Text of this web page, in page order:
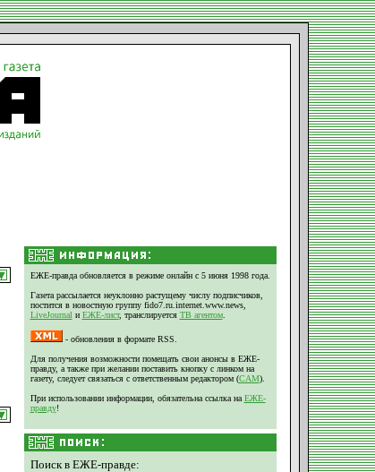
ЕЖЕ-правда обновляется в режиме онлайн с 5 июня 1998 года.
Газета рассылается неуклонно растущему числу подписчиков,
постится в новостную группу fido7.ru.internet.www.news,
LiveJournal и ЕЖЕ-лист, транслируется ТВ агентом.
- обновления в формате RSS.
Для получения возможности помещать свои анонсы в ЕЖЕ-
правду, а также при желании поставить кнопку с линком на
газету, следует связаться с ответственным редактором (CAM).
При использовании информации, обязательна ссылка на ЕЖЕ-
правду!
Поиск в ЕЖЕ-правде: